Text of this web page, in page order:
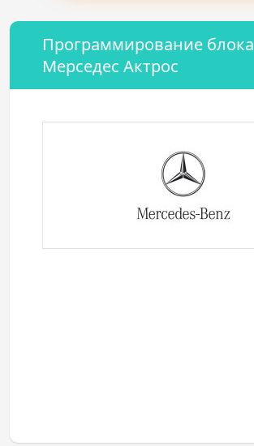
Программирование блока
Мерседес Актрос